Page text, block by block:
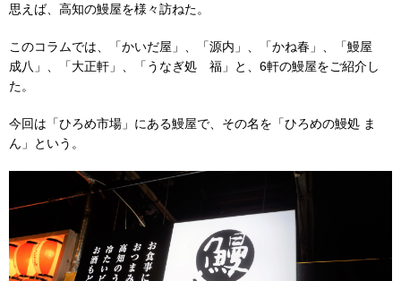
思えば、高知の鰻屋を様々訪ねた。
このコラムでは、「かいだ屋」、「源内」、「かね春」、「鰻屋
成八」、「大正軒」、「うなぎ処 福」と、6軒の鰻屋をご紹介し
た。
今回は「ひろめ市場」にある鰻屋で、その名を「ひろめの鰻処 ま
ん」という。